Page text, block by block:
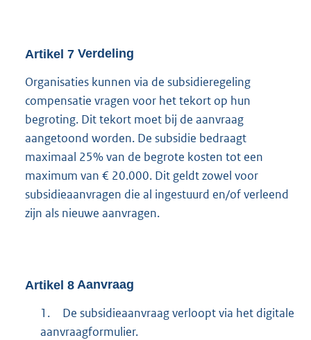
Artikel 7 Verdeling
Organisaties kunnen via de subsidieregeling
compensatie vragen voor het tekort op hun
begroting. Dit tekort moet bij de aanvraag
aangetoond worden. De subsidie bedraagt
maximaal 25% van de begrote kosten tot een
maximum van € 20.000. Dit geldt zowel voor
subsidieaanvragen die al ingestuurd en/of verleend
zijn als nieuwe aanvragen.
Artikel 8 Aanvraag
1.
De subsidieaanvraag verloopt via het digitale
aanvraagformulier.